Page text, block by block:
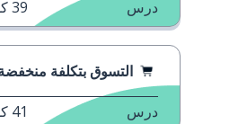
درس 39
التسوق بتكلفة
درس 41